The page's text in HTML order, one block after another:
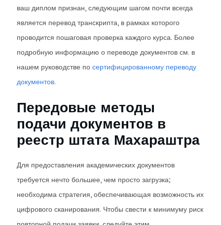
ваш диплом признан, следующим шагом почти всегда
является перевод транскрипта, в рамках которого
проводится пошаговая проверка каждого курса. Более
подробную информацию о переводе документов см. в
нашем руководстве по сертифицированному переводу
документов.
Передовые методы
подачи документов в
реестр штата Махараштра
Для предоставления академических документов
требуется нечто большее, чем просто загрузка;
необходима стратегия, обеспечивающая возможность их
цифрового сканирования. Чтобы свести к минимуму риск